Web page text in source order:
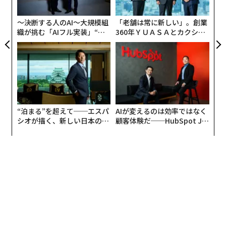
〜決断する人のAI〜大規模組
織が挑む「AIフル実装」“使
う”企業から“動く”企業へ【N
TTドコモビジネス×PwC】
「老舗は常に新しい」。創業
360年ＹＵＡＳＡとカクシン
CEO田尻望が語る、AIを超え
る人の価値
“泊まる”を超えて──エスパ
シオが描く、新しい日本のラ
AIが変えるのは効率ではなく
顧客体験だ──HubSpot Ja